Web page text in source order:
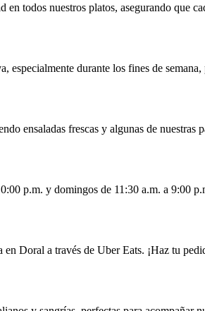
todos nuestros platos, asegurando que
especialmente durante los fines de
ensaladas frescas y algunas de nuestras
p.m. y domingos de 11:30 a.m. a 9:00
en Doral a través de Uber Eats. ¡Haz tu